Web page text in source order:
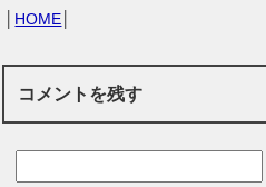
HOME
コメントを残す